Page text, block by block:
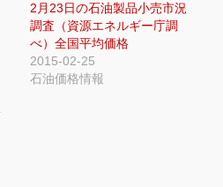
2月23日の石油製品小売市況
調査（資源エネルギー庁調
べ）全国平均価格
2015-02-25
石油価格情報